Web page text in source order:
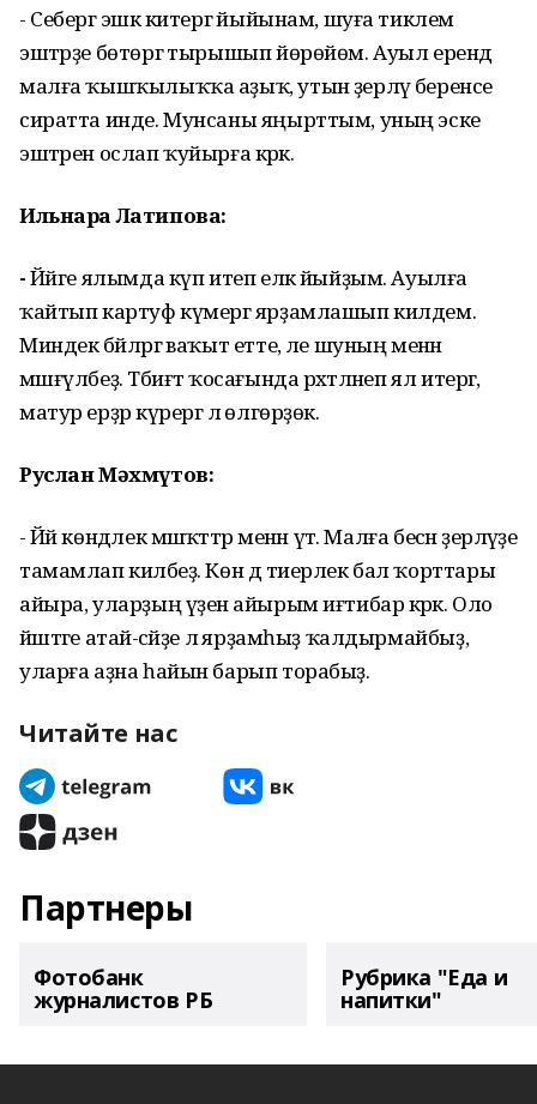
- Себергә эшкә китергә йыйынам, шуға тиклем
эштәрҙе бөтөргә тырышып йөрөйөм. Ауыл ерендә
малға ҡышҡылыҡҡа аҙыҡ, утын әҙерләү беренсе
сиратта инде. Мунсаны яңырттым, уның эске
эштәрен ослап ҡуйырға кәрәк.
Ильнара Латипова:
-Йәйге ялымда күп итеп еләк йыйҙым. Ауылға
ҡайтып картуф күмергә ярҙамлашып килдем.
Миндек бәйләргә ваҡыт етте, әле шуның менән
мәшғүлбеҙ. Тәбиғәт ҡосағында рәхәтләнеп ял итергә,
матур ерҙәр күрергә лә өлгөрҙөк.
Руслан Мәхмүтов:
- Йәй көндәлек мәшәҡәттәр менән үтә. Малға бесән әҙерләүҙе
тамамлап киләбеҙ. Көн дә тиерлек бал ҡорттары
айыра, уларҙың үҙенә айырым иғтибар кәрәк. Оло
йәштәге атай-әсәйҙе лә ярҙамһыҙ ҡалдырмайбыҙ,
уларға аҙна һайын барып торабыҙ.
Читайте нас
Партнеры
Фотобанк
журналистов РБ
Рубрика "Еда и
напитки"